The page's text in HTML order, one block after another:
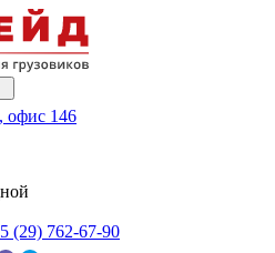
офис 146
(29) 762-67-90